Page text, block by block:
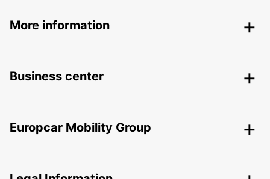
More information
Business center
Europcar Mobility Group